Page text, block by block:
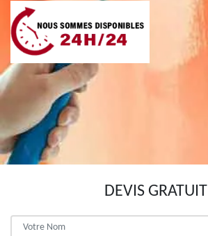
DEVIS GRATUIT